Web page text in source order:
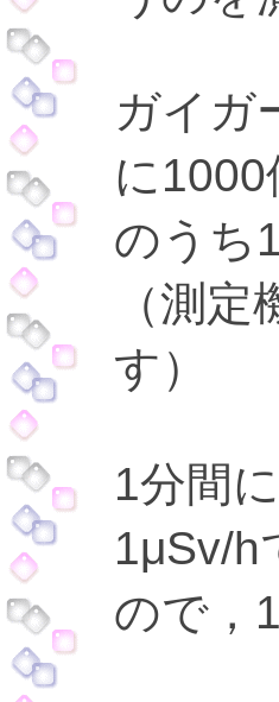
ガイガ
に
のうち
（測
す）
1分間
1μSv/h
ので，